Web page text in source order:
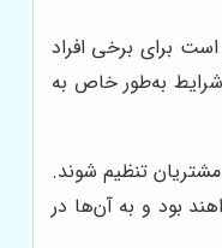
برای برخی افراد
به‌طور خاص به
تنظیم شوند.
بود و به آن‌ها در